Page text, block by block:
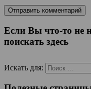
Если Вы что-то не
поискать здесь
Искать для: